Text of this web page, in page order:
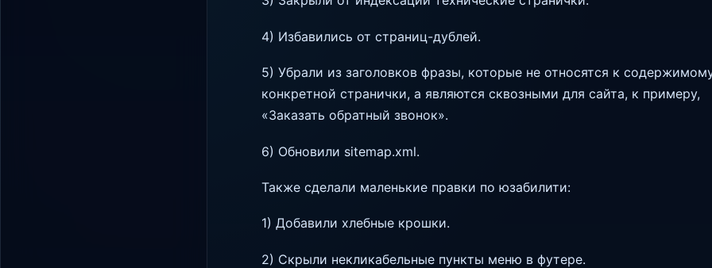
4) Избавились от страниц-дублей.
5) Убрали из заголовков фразы, которые не относятся к
конкретной странички, а являются сквозными для сайта, к примеру,
«Заказать обратный звонок».
6) Обновили sitemap.xml.
Также сделали маленькие правки по юзабилити:
1) Добавили хлебные крошки.
2) Скрыли некликабельные пункты меню в футере.